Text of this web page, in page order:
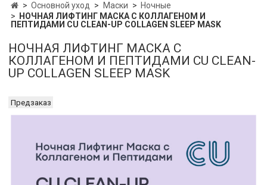
Основной уход Маски
Ночные
НОЧНАЯ ЛИФТИНГ МАСКА С КОЛЛАГЕНОМ И
ПЕПТИДАМИ CU CLEAN-UP COLLAGEN SLEEP MASK
НОЧНАЯ ЛИФТИНГ МАСКА С
КОЛЛАГЕНОМ И ПЕПТИДАМИ CU CLEAN-
UP COLLAGEN SLEEP MASK
Предзаказ